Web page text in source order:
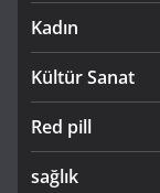
Kadın
Kültür Sanat
Red pill
sağlık